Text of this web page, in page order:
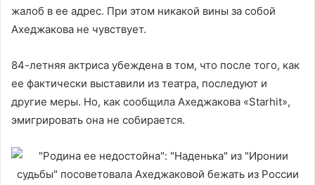
жалоб в ее адрес. При этом никакой вины за собой
Ахеджакова не чувствует.
84-летняя актриса убеждена в том, что после того, как
ее фактически выставили из театра, последуют и
другие меры. Но, как сообщила Ахеджакова «Starhit»,
эмигрировать она не собирается.